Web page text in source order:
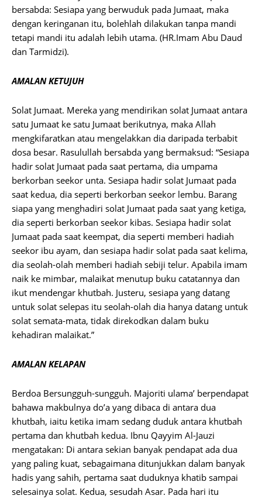
bersabda: Sesiapa yang berwuduk pada Jumaat, maka
dengan keringanan itu, bolehlah dilakukan tanpa mandi
tetapi mandi itu adalah lebih utama. (HR.Imam Abu Daud
dan Tarmidzi).
AMALAN KETUJUH
Solat Jumaat. Mereka yang mendirikan solat Jumaat antara
satu Jumaat ke satu Jumaat berikutnya, maka Allah
mengkifaratkan atau mengelakkan dia daripada terbabit
dosa besar. Rasulullah bersabda yang bermaksud: “Sesiapa
hadir solat Jumaat pada saat pertama, dia umpama
berkorban seekor unta. Sesiapa hadir solat Jumaat pada
saat kedua, dia seperti berkorban seekor lembu. Barang
siapa yang menghadiri solat Jumaat pada saat yang ketiga,
dia seperti berkorban seekor kibas. Sesiapa hadir solat
Jumaat pada saat keempat, dia seperti memberi hadiah
seekor ibu ayam, dan sesiapa hadir solat pada saat kelima,
dia seolah-olah memberi hadiah sebiji telur. Apabila imam
naik ke mimbar, malaikat menutup buku catatannya dan
ikut mendengar khutbah. Justeru, sesiapa yang datang
untuk solat selepas itu seolah-olah dia hanya datang untuk
solat semata-mata, tidak direkodkan dalam buku
kehadiran malaikat.”
AMALAN KELAPAN
Berdoa Bersungguh-sungguh. Majoriti ulama’ berpendapat
bahawa makbulnya do’a yang dibaca di antara dua
khutbah, iaitu ketika imam sedang duduk antara khutbah
pertama dan khutbah kedua. Ibnu Qayyim Al-Jauzi
mengatakan: Di antara sekian banyak pendapat ada dua
yang paling kuat, sebagaimana ditunjukkan dalam banyak
hadis yang sahih, pertama saat duduknya khatib sampai
selesainya solat. Kedua, sesudah Asar. Pada hari itu